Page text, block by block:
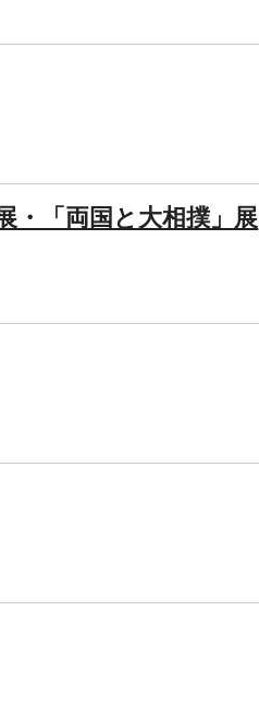
・「両国と大相撲」展